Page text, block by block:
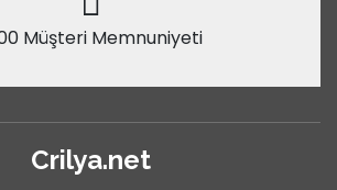
Müşteri Memnuniyeti
Crilya.net